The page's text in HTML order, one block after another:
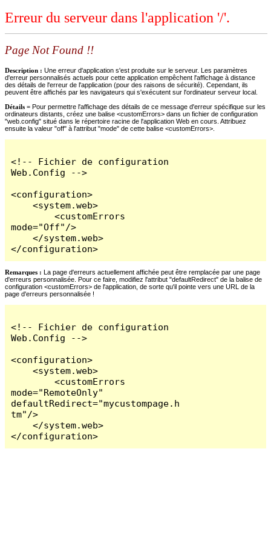
Erreur du serveur dans l'application '/'.
Page Not Found !!
Description : Une erreur d'application s'est produite sur le serveur. Les paramètres
d'erreur personnalisés actuels pour cette application empêchent l'affichage à distance
des détails de l'erreur de l'application (pour des raisons de sécurité). Cependant, ils
peuvent être affichés par les navigateurs qui s'exécutent sur l'ordinateur serveur local.
Détails = Pour permettre l'affichage des détails de ce message d'erreur spécifique sur les
ordinateurs distants, créez une balise <customErrors> dans un fichier de configuration
"web.config" situé dans le répertoire racine de l'application Web en cours. Attribuez
ensuite la valeur "off" à l'attribut "mode" de cette balise <customErrors>.
<!-- Fichier de configuration
Web.Config -->
<configuration>
    <system.web>
        <customErrors
mode="Off"/>
    </system.web>
</configuration>
Remarques : La page d'erreurs actuellement affichée peut être remplacée par une page
d'erreurs personnalisée. Pour ce faire, modifiez l'attribut "defaultRedirect" de la balise de
configuration <customErrors> de l'application, de sorte qu'il pointe vers une URL de la
page d'erreurs personnalisée !
<!-- Fichier de configuration
Web.Config -->
<configuration>
    <system.web>
        <customErrors
mode="RemoteOnly"
defaultRedirect="mycustompage.h
tm"/>
    </system.web>
</configuration>